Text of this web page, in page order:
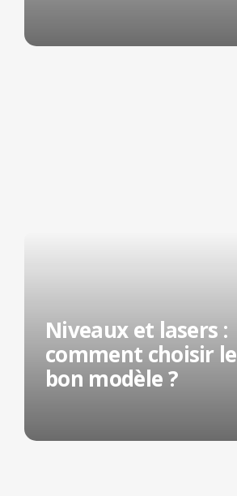
Niveaux et lasers :
comment choisir le
bon modèle ?